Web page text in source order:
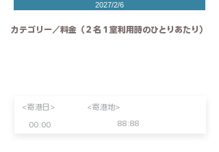
<寄港日>
00:00 88:88
<寄港地>
2027/2/6
カテゴリー／料金（２名１室利用時のひとりあたり）